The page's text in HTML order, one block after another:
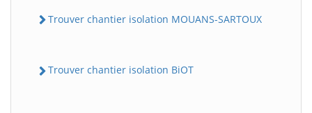
Trouver chantier isolation MOUANS-SARTOUX
Trouver chantier isolation BiOT